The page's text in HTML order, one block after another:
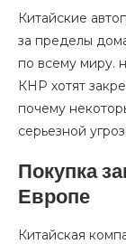
Китайские
за пределы
по всему миру.
КНР хотят
почему
серьезной
Покупка
Европе
Китайская